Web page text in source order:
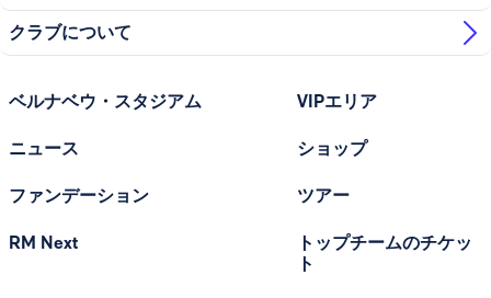
クラブについて
ベルナベウ・スタジアム
ニュース
ファンデーション
RM Next
VIPエリア
ショップ
ツアー
トップチームのチケッ
ト